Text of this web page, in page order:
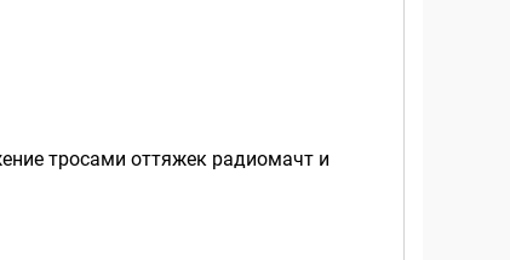
тросами оттяжек радиомачт и